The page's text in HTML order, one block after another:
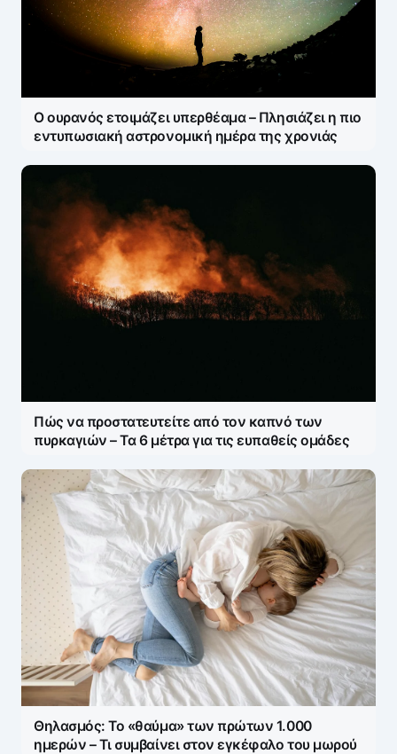
Ο ουρανός ετοιμάζει υπερθέαμα – Πλησιάζει η πιο
εντυπωσιακή αστρονομική ημέρα της χρονιάς
Πώς να προστατευτείτε από τον καπνό των
πυρκαγιών – Τα 6 μέτρα για τις ευπαθείς ομάδες
Θηλασμός: Το «θαύμα» των πρώτων 1.000
ημερών – Τι συμβαίνει στον εγκέφαλο του μωρού